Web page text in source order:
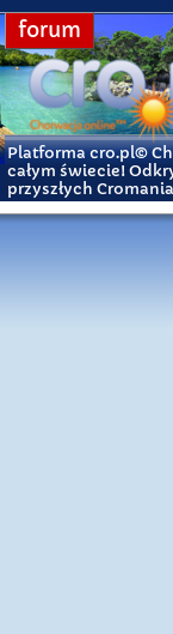
forum
Platforma cro.pl©
całym świecie!
przyszłych